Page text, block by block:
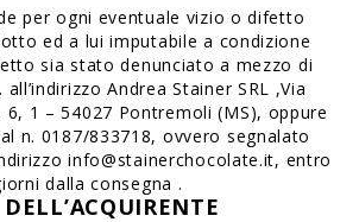
per ogni eventuale vizio o difetto
ed a lui imputabile a condizione
sia stato denunciato a mezzo di
Andrea Stainer SRL ,Via
6, 1 – 54027 Pontremoli (MS), oppure
n. 0187/833718, ovvero segnalato
info@stainerchocolate.it, entro
dalla consegna .